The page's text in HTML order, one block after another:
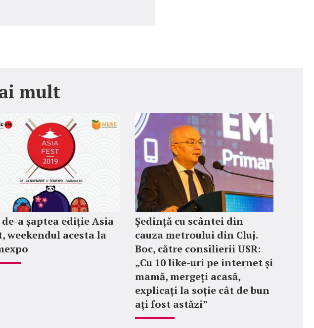
mult
de-a șaptea ediție Asia
weekendul acesta la
Ședință cu scântei din
cauza metroului din Cluj.
Boc, către consilierii USR:
„Cu 10 like-uri pe internet și
mamă, mergeți acasă,
explicați la soție cât de bun
ați fost astăzi”